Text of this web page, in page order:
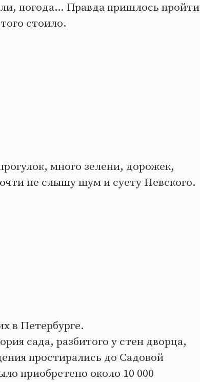
погода… Правда пришлось пройти
стоило.
много зелени, дорожек,
не слышу шум и суету Невского.
в Петербурге.
сада, разбитого у стен дворца,
простирались до Садовой
приобретено около 10 000